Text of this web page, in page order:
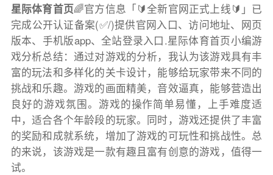
星际体育首页🌈官方信息「🔰全新官网正式上线🔰」已
完成公开认证备案(✅/)提供官网入口、访问地址、网页
版本、手机版app、全站登录入口.星际体育首页小编游
戏分析总结：通过对游戏的分析，我认为该游戏具有丰
富的玩法和多样化的关卡设计，能够给玩家带来不同的
挑战和乐趣。游戏的画面精美，音效逼真，能够营造出
良好的游戏氛围。游戏的操作简单易懂，上手难度适
中，适合各个年龄段的玩家。同时，游戏还提供了丰富
的奖励和成就系统，增加了游戏的可玩性和挑战性。总
的来说，该游戏是一款有趣且富有创意的游戏，值得一
试。